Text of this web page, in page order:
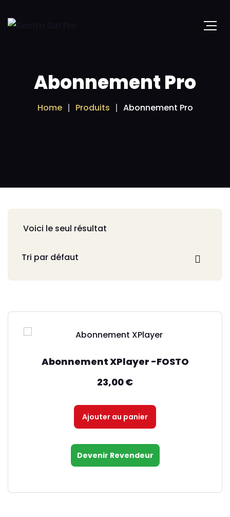
Abonnement Pro
Home Produits Abonnement Pro
Voici le seul résultat
Abonnement XPlayer -FOSTO
23,00€
Ajouter au panier
Devenir Revendeur